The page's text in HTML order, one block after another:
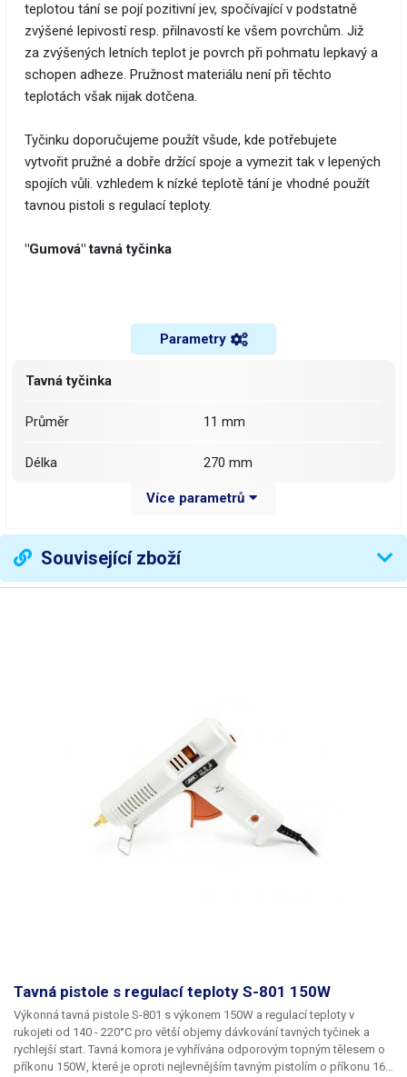
teplotou tání se pojí pozitivní jev, spočívající v podstatně
zvýšené lepivostí resp. přilnavostí ke všem povrchům. Již
za zvýšených letních teplot je povrch při pohmatu lepkavý a
schopen adheze. Pružnost materiálu není při těchto
teplotách však nijak dotčena.
Tyčinku doporučujeme použít všude, kde potřebujete
vytvořit pružné a dobře držící spoje a vymezit tak v lepených
spojích vůli. vzhledem k nízké teplotě tání je vhodné použít
tavnou pistoli s regulací teploty.
"Gumová" tavná tyčinka
Parametry
Tavná tyčinka
Průměr 11 mm
Délka 270 mm
Základní barevný odstín žlutá
Třpytivá ne
1kg (32 tyček)
1 kg
Více parametrů
Související zboží
Tavná pistole s regulací teploty S-801 150W
Výkonná tavná pistole S-801 s výkonem 150W a regulací teploty v
rukojeti od 140 - 220°C pro větší objemy dávkování tavných tyčinek a
rychlejší start. Tavná komora je vyhřívána odporovýmtopným tělesem o
příkonu 150W, které je oproti nejlevnějším tavným pistolím o příkonu 16-